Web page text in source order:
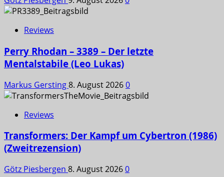
Reviews
Perry Rhodan – 3389 – Der letzte
Mentalstabile (Leo Lukas)
Markus Gersting8. August 20260
Reviews
Transformers: Der Kampf um Cybertron (1986)
(Zweitrezension)
Götz Piesbergen 8. August 20260